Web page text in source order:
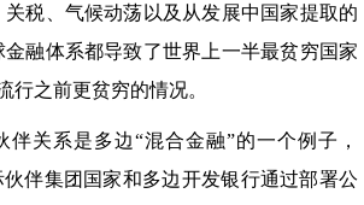
税、气候动荡以及从发展中国家提取的
融体系都导致了世界上一半最贫穷国家
行之前更贫穷的情况。
伴关系是多边“混合金融”的一个例子，
伙伴集团国家和多边开发银行通过部署公